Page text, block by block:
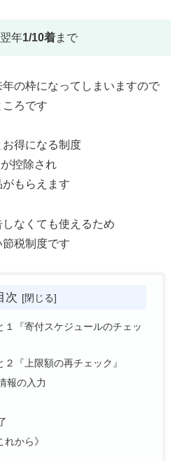
年1/10着まで
の枠になってしまいますので
ろです
得になる制度
控除され
もらえます
なくても使えるため
税制度です
次
１『寄付スケジュールのチェッ
『上限額の再チェック』
報の入力
から》